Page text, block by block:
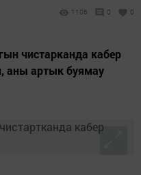
1106 0 0
чистарканда кабер
аны артык буямау